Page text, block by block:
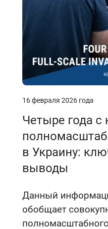
16 февраля 2026 года
Четыре года с
в Украину:
выводы
Данный
обобщает